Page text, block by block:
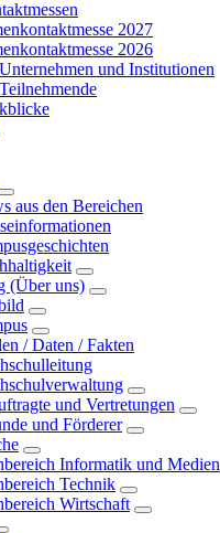
2027
2026
und Institutionen
aus den Bereichen
(Über uns)
/ Daten / Fakten
und Vertretungen
und Förderer
Informatik und Medien
Technik
Wirtschaft